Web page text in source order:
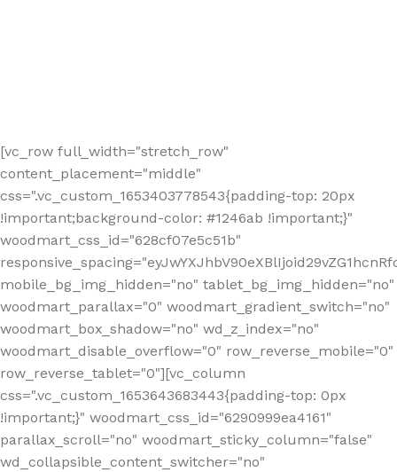
[vc_row full_width="stretch_row"
content_placement="middle"
css=".vc_custom_1653403778543{padding-top: 20px
!important;background-color: #1246ab !important;}"
woodmart_css_id="628cf07e5c51b"
mobile_bg_img_hidden="no" tablet_bg_img_hidden="no"
woodmart_parallax="0" woodmart_gradient_switch="no"
woodmart_box_shadow="no" wd_z_index="no"
woodmart_disable_overflow="0" row_reverse_mobile="0"
row_reverse_tablet="0"][vc_column
css=".vc_custom_1653643683443{padding-top: 0px
!important;}" woodmart_css_id="6290999ea4161"
parallax_scroll="no" woodmart_sticky_column="false"
wd_collapsible_content_switcher="no"